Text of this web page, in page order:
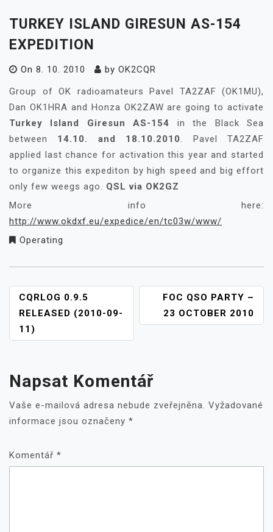
TURKEY ISLAND GIRESUN AS-154
EXPEDITION
On 8. 10. 2010 by OK2CQR
Group of OK radioamateurs Pavel TA2ZAF (OK1MU),
Dan OK1HRA and Honza OK2ZAW are going to activate
Turkey Island Giresun AS-154 in the Black Sea
between 14.10. and 18.10.2010. Pavel TA2ZAF
applied last chance for activation this year and started
to organize this expediton by high speed and big effort
only few weegs ago. QSL via OK2GZ
More info here:
http://www.okdxf.eu/expedice/en/tc03w/www/
Operating
NAVIGACE
PRO
PŘÍSPĚVEK
CQRLOG 0.9.5
RELEASED (2010-09-
11)
FOC QSO PARTY –
23 OCTOBER 2010
Napsat Komentář
Vaše e-mailová adresa nebude zveřejněna. Vyžadované
informace jsou označeny *
Komentář *